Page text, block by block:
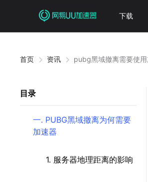
下载
首页 资讯 pubg黑域撤离需要使用
目录
一. PUBG黑域撤离为何需要
加速器
1. 服务器地理距离的影响